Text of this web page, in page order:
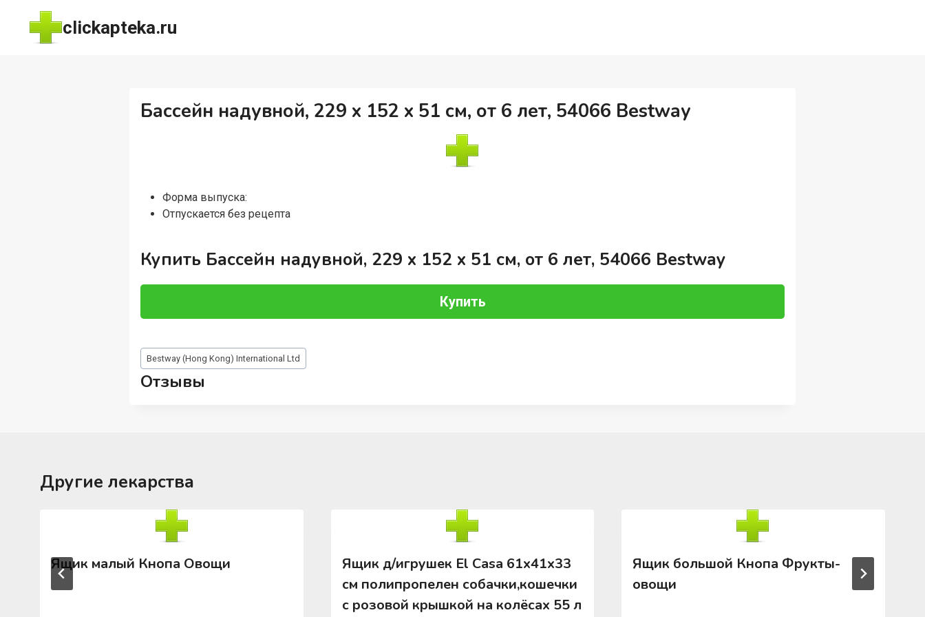
Перейти
содержимому
clickapteka.ru
Бассейн надувной, 229 х 152 х 51 см, от 6 лет, 54066 Bestway
Форма выпуска:
Отпускается без рецепта
Купить Бассейн надувной, 229 х 152 х 51 см, от 6 лет, 54066 Bestway
Купить
Метки
записи:
Bestway (Hong Kong) International Ltd
Отзывы
Другие лекарства
Ящик малый Кнопа Овощи
Ящик д/игрушек El Casa 61х41х33
см полипропелен собачки,кошечки
с розовой крышкой на колёсах 55 л
Ящик большой Кнопа Фрукты-
овощи